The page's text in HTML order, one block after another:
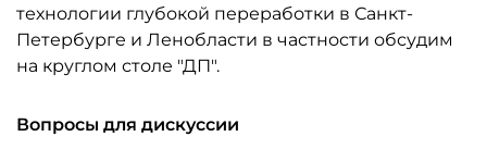
технологии глубокой переработки в Санкт-
Петербурге и Ленобласти в частности обсудим
на круглом столе "ДП".
Вопросы для дискуссии